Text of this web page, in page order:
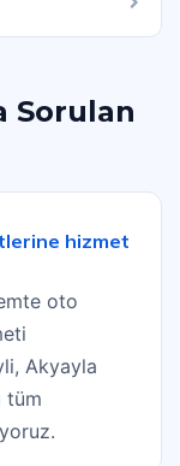
Sorulan
hizmet
oto
Akyayla
tüm